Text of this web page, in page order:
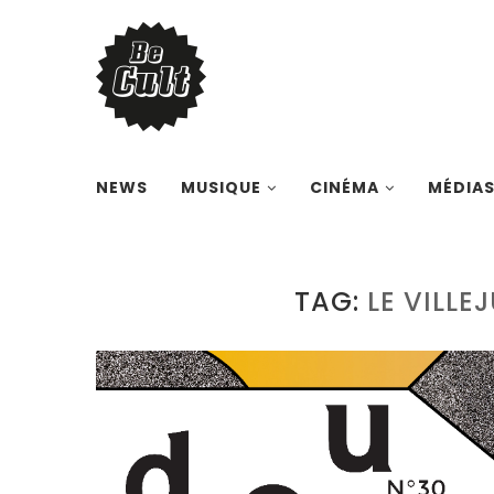
NEWS MUSIQUE CINÉMA MÉDIAS
TAG: LE